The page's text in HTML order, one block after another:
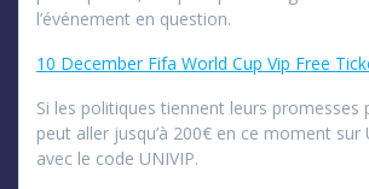
l’événement en question.
10 December Fifa World Cup Vip Free
Si les politiques tiennent leurs promesses
peut aller jusqu’à 200€ en ce moment sur
avec le code UNIVIP.